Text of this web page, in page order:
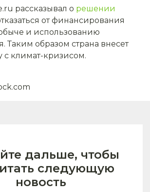
рассказывал о решении
от финансирования
и использованию
Таким образом страна внесет
с климат-кризисом.
дальше, чтобы
следующую
новость